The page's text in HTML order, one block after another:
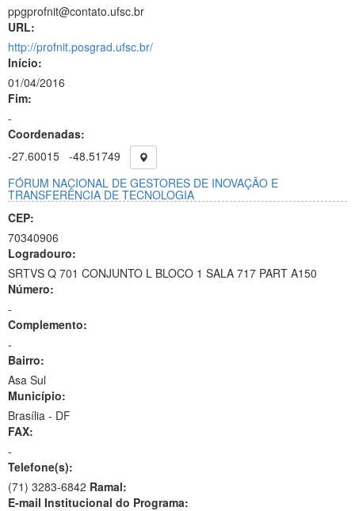
ppgprofnit@contato.ufsc.br
URL:
http://profnit.posgrad.ufsc.br/
Início:
01/04/2016
Fim:
-
Coordenadas:
-27.60015 -48.51749
FÓRUM NACIONAL DE GESTORES DE INOVAÇÃO E
TRANSFERÊNCIA DE TECNOLOGIA
CEP:
70340906
Logradouro:
SRTVS Q 701 CONJUNTO L BLOCO 1 SALA 717 PART A150
Número:
-
Complemento:
-
Bairro:
Asa Sul
Município:
Brasília - DF
FAX:
-
Telefone(s):
(71) 3283-6842 Ramal:
E-mail Institucional do Programa: